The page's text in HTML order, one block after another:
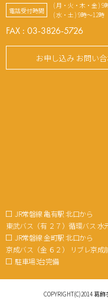
電話受付時間
( 月・火・木・金 ) 9
( 水・土 ) 9時～12時
FAX : 03-3826-5726
お申し込み お問い
JR常磐線 亀有駅 北口から
東武バス（有 ２７）循環バス 水
JR常磐線 金町駅 北口から
京成バス（金 ６２） リブレ京成
駐車場3台完備
COPYRIGHT(C)2014 葛